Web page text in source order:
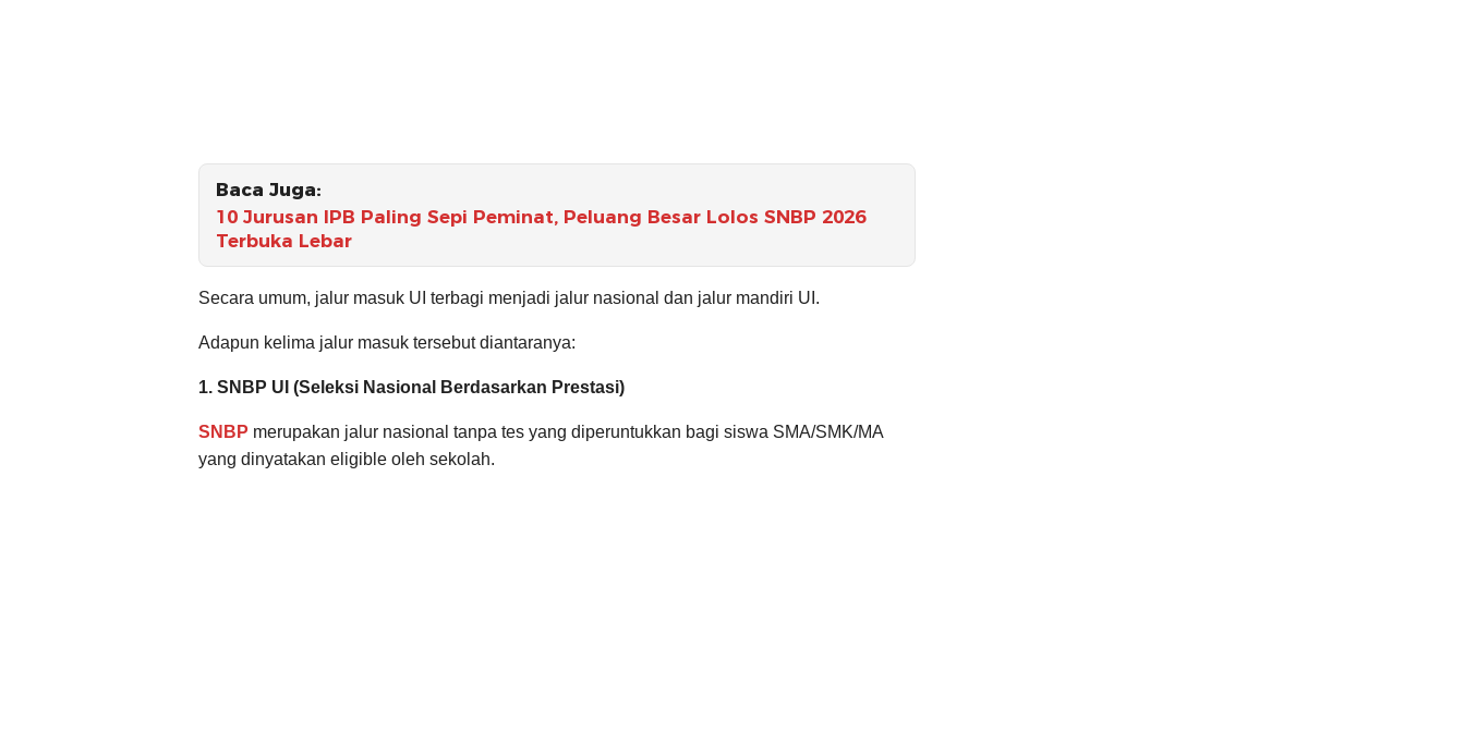
Baca Juga:
10 Jurusan IPB Paling Sepi Peminat, Peluang Besar Lolos SNBP 2026
Terbuka Lebar
Secara umum, jalur masuk UI terbagi menjadi jalur nasional dan jalur mandiri UI.
Adapun kelima jalur masuk tersebut diantaranya:
1. SNBP UI (Seleksi Nasional Berdasarkan Prestasi)
SNBP merupakan jalur nasional tanpa tes yang diperuntukkan bagi siswa SMA/SMK/MA
yang dinyatakan eligible oleh sekolah.